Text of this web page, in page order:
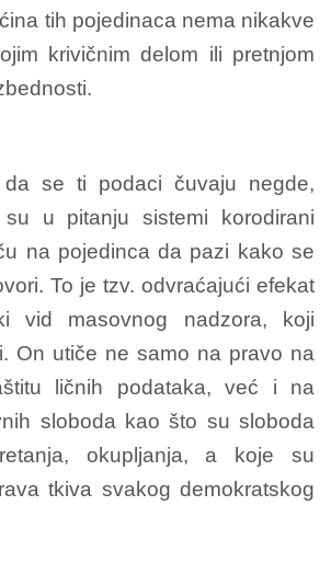
tih pojedinaca nema nikakve
krivičnim delom ili pretnjom
se ti podaci čuvaju negde,
u pitanju sistemi korodirani
na pojedinca da pazi kako se
To je tzv. odvraćajući efekat
vid masovnog nadzora, koji
On utiče ne samo na pravo na
ličnih podataka, već i na
sloboda kao što su sloboda
okupljanja, a koje su
tkiva svakog demokratskog